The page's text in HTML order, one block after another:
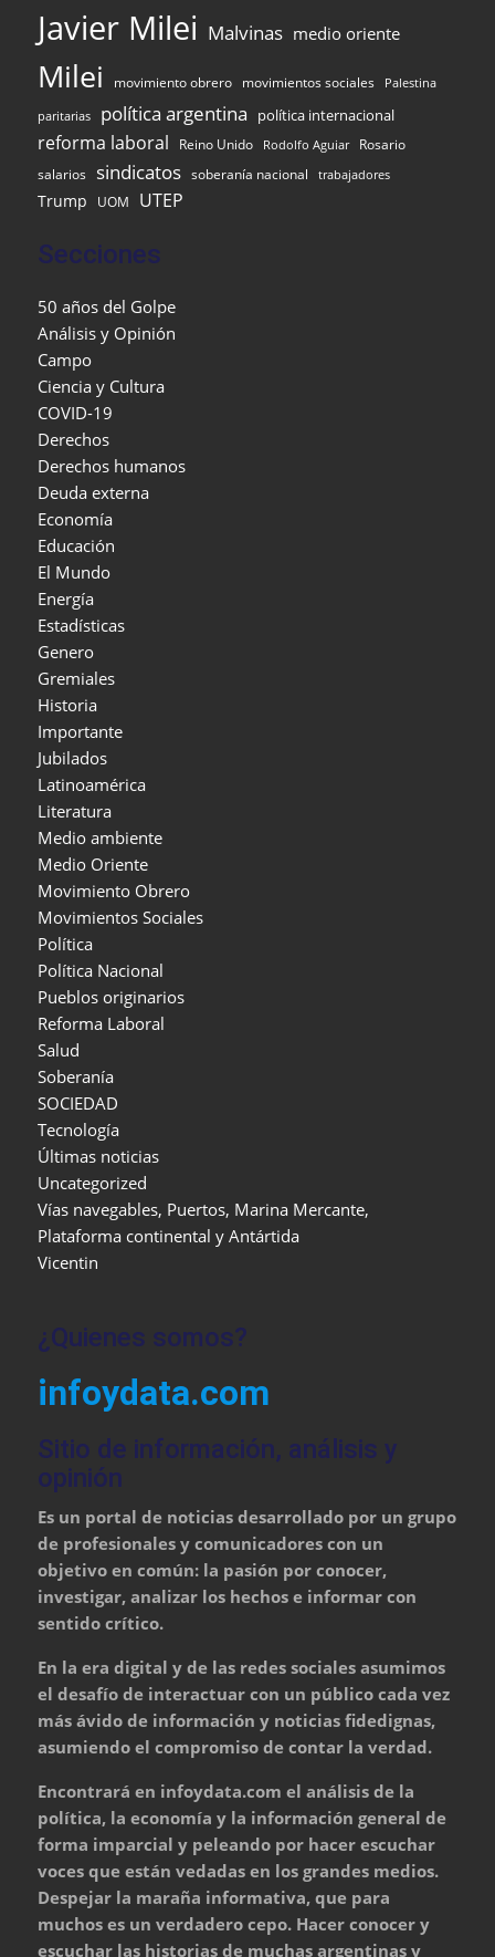
Javier Milei Malvinas medio oriente
Milei movimiento obrero movimientos sociales Palestina
paritarias política argentina política internacional
reforma laboral Reino Unido Rodolfo Aguiar Rosario
salarios sindicatos soberanía nacional trabajadores
Trump UOM UTEP
Secciones
50 años del Golpe
Análisis y Opinión
Campo
Ciencia y Cultura
COVID-19
Derechos
Derechos humanos
Deuda externa
Economía
Educación
El Mundo
Energía
Estadísticas
Genero
Gremiales
Historia
Importante
Jubilados
Latinoamérica
Literatura
Medio ambiente
Medio Oriente
Movimiento Obrero
Movimientos Sociales
Política
Política Nacional
Pueblos originarios
Reforma Laboral
Salud
Soberanía
SOCIEDAD
Tecnología
Últimas noticias
Uncategorized
Vías navegables, Puertos, Marina Mercante,
Plataforma continental y Antártida
Vicentin
¿Quienes somos?
infoydata.com
Sitio de información, análisis y
opinión
Es un portal de noticias desarrollado por un grupo
de profesionales y comunicadores con un
objetivo en común: la pasión por conocer,
investigar, analizar los hechos e informar con
sentido crítico.
En la era digital y de las redes sociales asumimos
el desafío de interactuar con un público cada vez
más ávido de información y noticias fidedignas,
asumiendo el compromiso de contar la verdad.
Encontrará en infoydata.com el análisis de la
política, la economía y la información general de
forma imparcial y peleando por hacer escuchar
voces que están vedadas en los grandes medios.
Despejar la maraña informativa, que para
muchos es un verdadero cepo. Hacer conocer y
escuchar las historias de muchas argentinas y